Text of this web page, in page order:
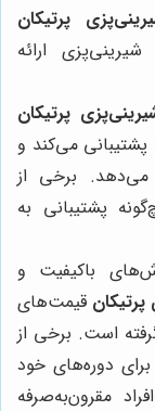
پرتیکان
ارائه
پرتیکان
پشتیبانی می‌کند و
برخی از
پشتیبانی به
باکیفیت و
قیمت‌های
است. برخی از
برای دوره‌های خود
مقرون‌به‌صرفه